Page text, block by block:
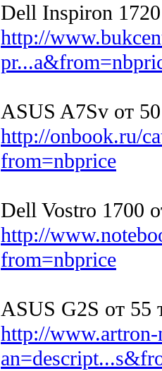
Dell Inspiron
http://
ASUS A7Sv от
http://onbook.ru/
from=nbprice
Dell Vostro 1700
http://
from=nbprice
ASUS G2S от 55
http://www.artron-